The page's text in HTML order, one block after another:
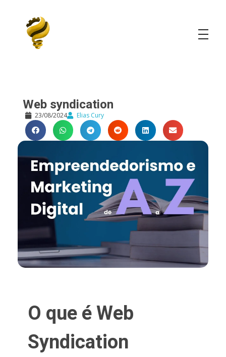
Web syndication
23/08/2024 Elias Cury
O que é Web
Syndication